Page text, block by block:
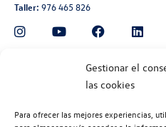
Gestionar el
las cookies
Para ofrecer las mejores experiencias,
Taller: 976 465 826
Automoción Aragonesa
Avenida de Navarra 135, Zaragoza